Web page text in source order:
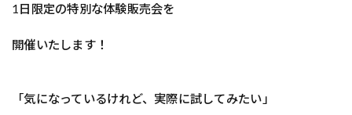
1日限定の特別な体験販売会を
開催いたします！
「気になっているけれど、実際に試してみたい」